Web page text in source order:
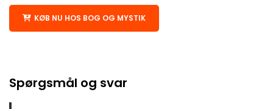
KØB NU HOS BOG OG MYSTIK
Spørgsmål og svar